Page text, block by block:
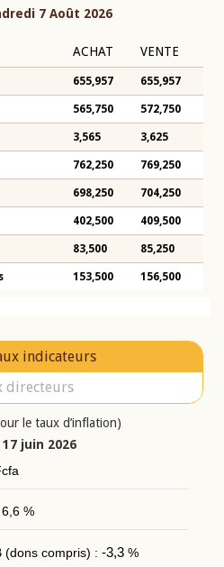
7 Août 2026
ACHAT VENTE
655,957 655,957
565,750 572,750
3,565 3,625
762,250 769,250
698,250 704,250
402,500 409,500
83,500 85,250
153,500 156,500
indicateurs
directeurs
le taux d’inflation)
juin 2026
%
(dons compris) : -3,3%